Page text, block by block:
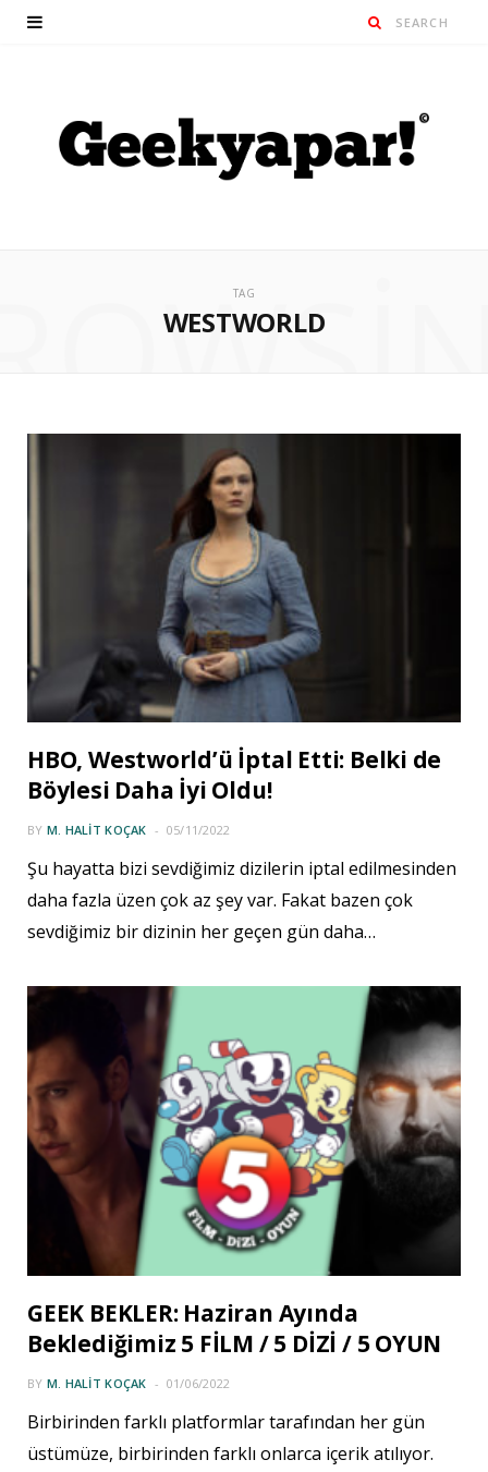
TAG
WESTWORLD
HBO, Westworld’ü İptal Etti: Belki de
Böylesi Daha İyi Oldu!
BY M. HALIT KOÇAK 05/11/2022
Şu hayatta bizi sevdiğimiz dizilerin iptal edilmesinden
daha fazla üzen çok az şey var. Fakat bazen çok
sevdiğimiz bir dizinin her geçen gün daha…
GEEK BEKLER: Haziran Ayında
Beklediğimiz 5 FİLM / 5 DİZİ / 5 OYUN
BY M. HALIT KOÇAK 01/06/2022
Birbirinden farklı platformlar tarafından her gün
üstümüze, birbirinden farklı onlarca içerik atılıyor.